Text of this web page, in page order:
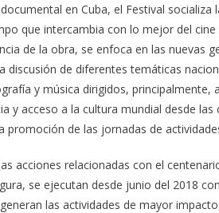
en Cuba, el Festival
que intercambia con lo mejor del
de la obra, se enfoca en las nuevas
discusión de diferentes temáticas
y música dirigidos,
y acceso a la cultura mundial desde
promoción de las jornadas de
acciones relacionadas con el
se ejecutan desde junio del 2018
las actividades de mayor